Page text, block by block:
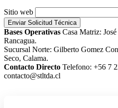
Sitio web
Enviar Solicitud Técnica
Bases Operativas Casa Matriz:
Rancagua.
Sucursal Norte: Gilberto Gomez
Seco, Calama.
Contacto Directo Telefono: +56 7
contacto@stltda.cl